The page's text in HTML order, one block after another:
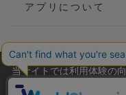
アプリについて
会社概要
当サイトでは利用体験の
ラフィックの分析を目的